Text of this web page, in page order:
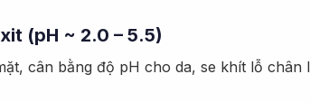
(pH ~ 2.0 – 5.5)
cân bằng độ pH cho da, se khít lỗ chân